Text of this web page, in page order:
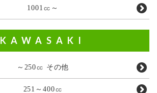
1001㏄～
KAWASAKI
～250㏄ その他
251～400㏄